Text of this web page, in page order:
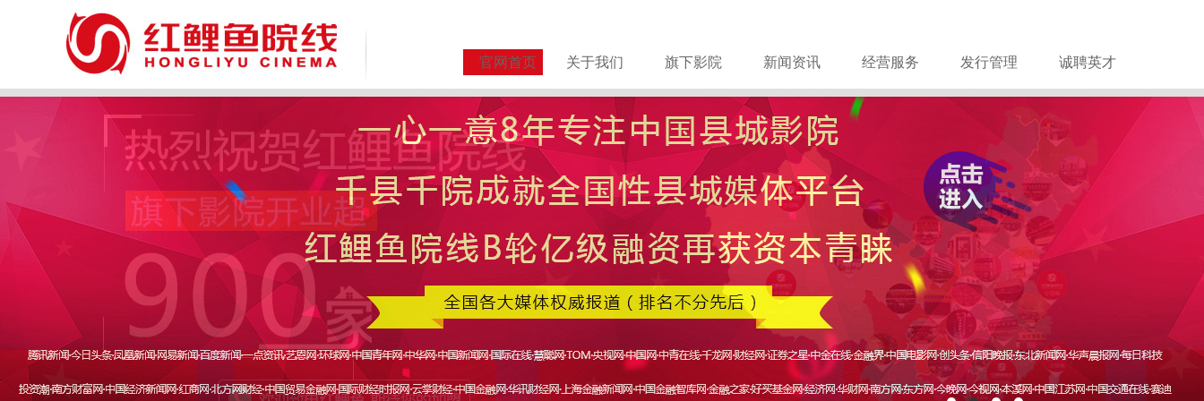
官网首页 关于我们 旗下影院 新闻资讯 经营服务 发行管理 诚聘英才
关于谨防诈骗的严正声明
致 尊敬的广大消费者：